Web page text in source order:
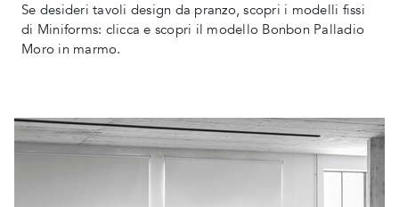
Se desideri tavoli design da pranzo, scopri i modelli fissi
di Miniforms: clicca e scopri il modello Bonbon Palladio
Moro in marmo.